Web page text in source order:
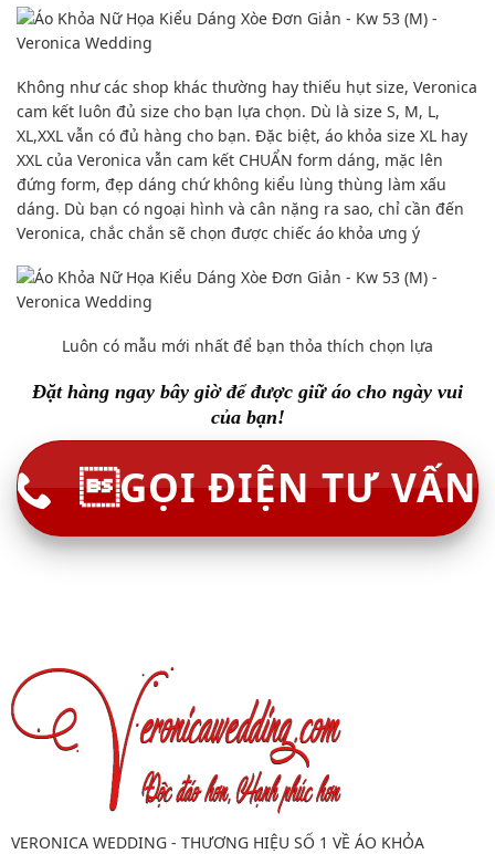
Không như các shop khác thường hay thiếu hụt size, Veronica
cam kết luôn đủ size cho bạn lựa chọn. Dù là size S, M, L,
XL,XXL vẫn có đủ hàng cho bạn. Đặc biệt, áo khỏa size XL hay
XXL của Veronica vẫn cam kết CHUẨN form dáng, mặc lên
đứng form, đẹp dáng chứ không kiểu lùng thùng làm xấu
dáng. Dù bạn có ngoại hình và cân nặng ra sao, chỉ cần đến
Veronica, chắc chắn sẽ chọn được chiếc áo khỏa ưng ý
Luôn có mẫu mới nhất để bạn thỏa thích chọn lựa
Đặt hàng ngay bây giờ để được giữ áo cho ngày vui
của bạn!
GỌI ĐIỆN TƯ VẤN
VERONICA WEDDING - THƯƠNG HIỆU SỐ 1 VỀ ÁO KHỎA